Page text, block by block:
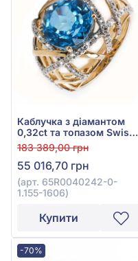
Каблучка з діамантом
0,32ct та топазом Swiss
Blue 5,03ct із червоного
золота 585°, арт.
65R0040242-0-1.155-
1606
183 389,00 грн
55 016,70 грн
(арт. 65R0040242-0-
1.155-1606)
Купити
-70%